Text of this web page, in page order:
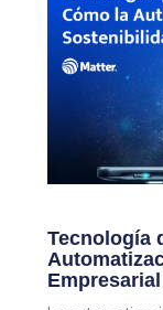
Tecnología
Empresarial